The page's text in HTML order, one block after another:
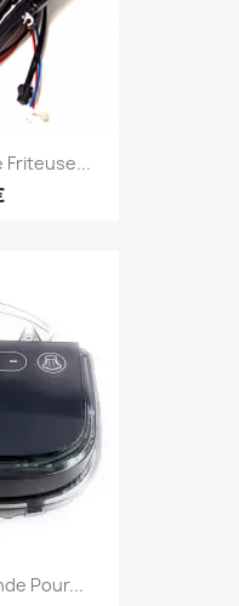
Friteuse...
Pour...